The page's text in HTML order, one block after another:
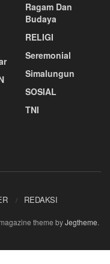
Ragam Dan
Budaya
RELIGI
Seremonial
Simalungun
SOSIAL
TNI
REDAKSI
theme byJegtheme.